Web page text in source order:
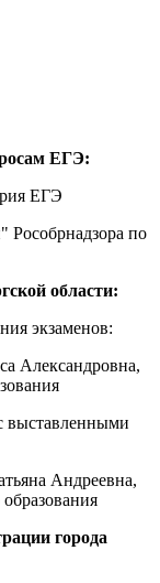
ЕГЭ:
ЕГЭ
Рособрнадзора по
области:
экзаменов:
Александровна,
выставленными
Андреевна,
города